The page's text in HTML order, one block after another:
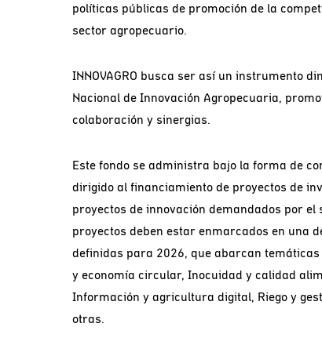
políticas públicas de promoción de la
sector agropecuario.
INNOVAGRO busca ser así un instrumento
Nacional de Innovación Agropecuaria,
colaboración y sinergias.
Este fondo se administra bajo la forma de
dirigido al financiamiento de proyectos de
proyectos de innovación demandados por el
proyectos deben estar enmarcados en una
definidas para 2026, que abarcan temáticas
y economía circular, Inocuidad y calidad
Información y agricultura digital, Riego y
otras.